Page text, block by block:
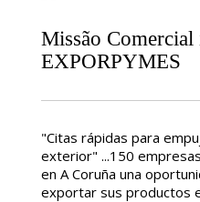
Missão Comercial
EXPORPYMES
"Citas rápidas para
exterior" ...150
en A Coruña una
exportar sus productos